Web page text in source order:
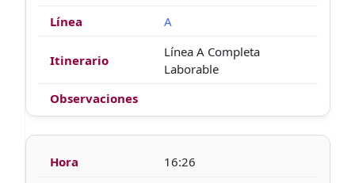
A
Línea A Completa
Laborable
16:26